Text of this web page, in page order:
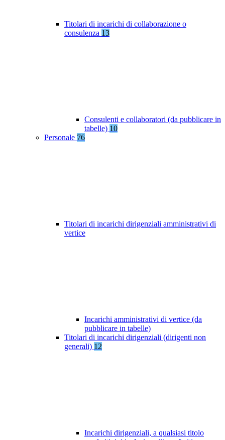
Titolari di incarichi di collaborazione o
consulenza 13
Consulenti e collaboratori (da pubblicare in
tabelle) 10
Personale 76
Titolari di incarichi dirigenziali amministrativi di
vertice
Incarichi amministrativi di vertice (da
pubblicare in tabelle)
Titolari di incarichi dirigenziali (dirigenti non
generali) 12
Incarichi dirigenziali, a qualsiasi titolo